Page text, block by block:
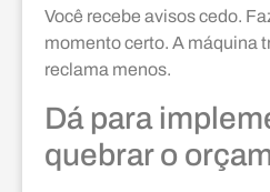
Você recebe avisos cedo.
momento certo. A máquina
reclama menos.
Dá para
quebrar o